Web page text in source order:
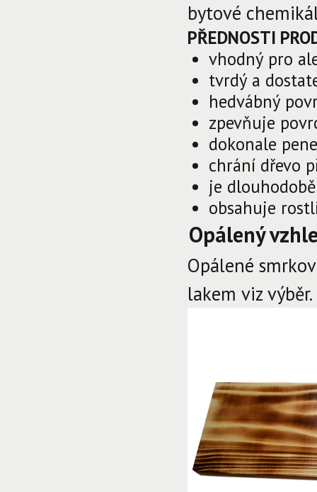
bytové
PŘEDNOSTI
vhodný pro
tvrdý a
hedvábný
zpevňuje
dokonale
chrání dřevo
je
obsahuje
Opálený
Opálené
lakem viz výběr.